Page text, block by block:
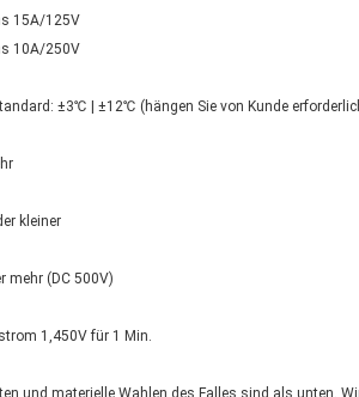
15A/125V
10A/250V
±3℃ | ±12℃ (hängen Sie von Kunde
kleiner
mehr (DC 500V)
1,450V für 1 Min.